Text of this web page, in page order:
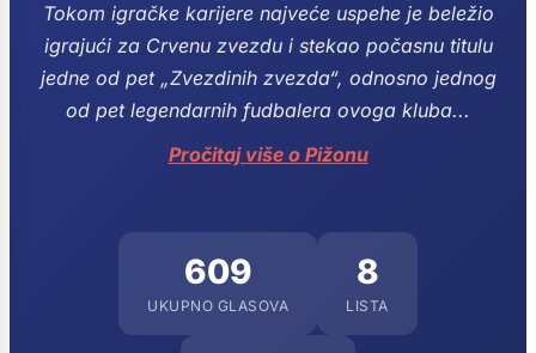
Tokom igračke karijere najveće uspehe je beležio
igrajući za Crvenu zvezdu i stekao počasnu titulu
jedne od pet „Zvezdinih zvezda“, odnosno jednog
od pet legendarnih fudbalera ovoga kluba...
Pročitaj više o Pižonu
609
UKUPNO GLASOVA
8
LISTA